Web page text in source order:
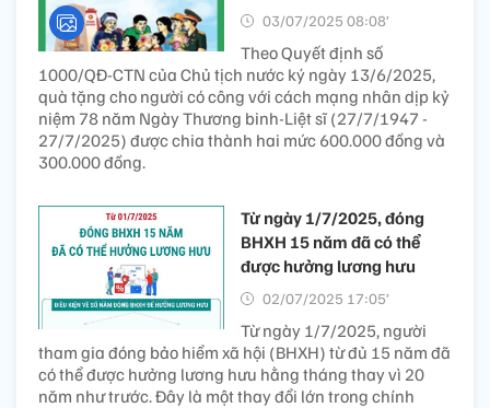
03/07/2025 08:08’
Theo Quyết định số
1000/QĐ-CTN của Chủ tịch nước ký ngày 13/6/2025,
quà tặng cho người có công với cách mạng nhân dịp kỷ
niệm 78 năm Ngày Thương binh-Liệt sĩ (27/7/1947 -
27/7/2025) được chia thành hai mức 600.000 đồng và
300.000 đồng.
Từ ngày 1/7/2025, đóng
BHXH 15 năm đã có thể
được hưởng lương hưu
02/07/2025 17:05’
Từ ngày 1/7/2025, người
tham gia đóng bảo hiểm xã hội (BHXH) từ đủ 15 năm đã
có thể được hưởng lương hưu hằng tháng thay vì 20
năm như trước. Đây là một thay đổi lớn trong chính